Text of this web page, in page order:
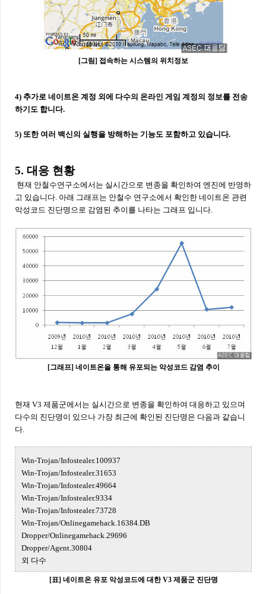
[그림] 접속하는 시스템의 위치정보
4) 추가로 네이트온 계정 외에 다수의 온라인 게임 계정의 정보를 전송
하기도 합니다.
5) 또한 여러 백신의 실행을 방해하는 기능도 포함하고 있습니다.
5. 대응 현황
현재 안철수연구소에서는 실시간으로 변종을 확인하여 엔진에 반영하
고 있습니다. 아래 그래프는 안철수 연구소에서 확인한 네이트온 관련
악성코드 진단명으로 감염된 추이를 나타는 그래프 입니다.
[그래프] 네이트온을 통해 유포되는 악성코드 감염 추이
현재 V3 제품군에서는 실시간으로 변종을 확인하여 대응하고 있으며
다수의 진단명이 있으나 가장 최근에 확인된 진단명은 다음과 같습니
다.
Win-Trojan/Infostealer.100937
Win-Trojan/Infostealer.31653
Win-Trojan/Infostealer.49664
Win-Trojan/Infostealer.9334
Win-Trojan/Infostealer.73728
Win-Trojan/Onlinegamehack.16384.DB
Dropper/Onlinegamehack.29696
Dropper/Agent.30804
외 다수
[표] 네이트온 유포 악성코드에 대한 V3 제품군 진단명